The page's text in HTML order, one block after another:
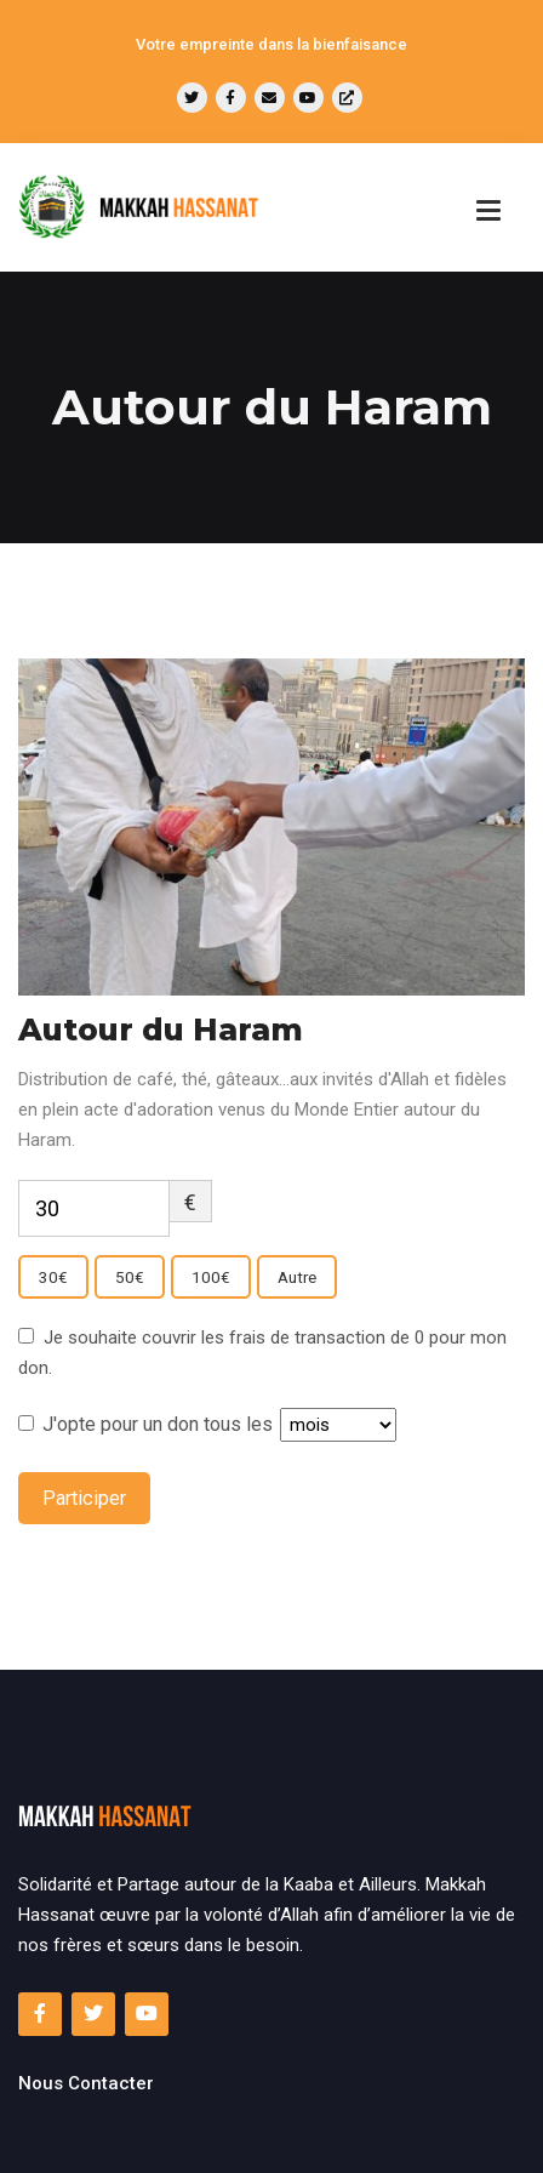
Votre empreinte dans la bienfaisance
Autour du Haram
Autour du Haram
Distribution de café, thé, gâteaux...aux invités d'Allah et fidèles
en plein acte d'adoration venus du Monde Entier autour du
Haram.
€
30€ 50€ 100€ Autre
Je souhaite couvrir les frais de transaction de 0 pour mon
don.
J'opte pour un don tous les
Participer
Solidarité et Partage autour de la Kaaba et Ailleurs. Makkah
Hassanat œuvre par la volonté d’Allah afin d’améliorer la vie de
nos frères et sœurs dans le besoin.
Nous Contacter